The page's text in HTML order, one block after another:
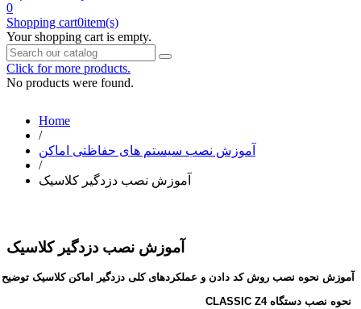
0
Shopping cart0item(s)
Your shopping cart is empty.
Click for more products.
No products were found.
Home
/
آموزش نصب سیستم های حفاظتی اماکن
/
آموزش نصب دزدگیر کلاسیک
آموزش نصب دزدگیر کلاسیک
آموزش نحوه نصب روش کد دادن و عملکردهای کلی دزدگیر اماکن کلاسیک توضیح
نحوه نصب دستگاه CLASSIC Z4